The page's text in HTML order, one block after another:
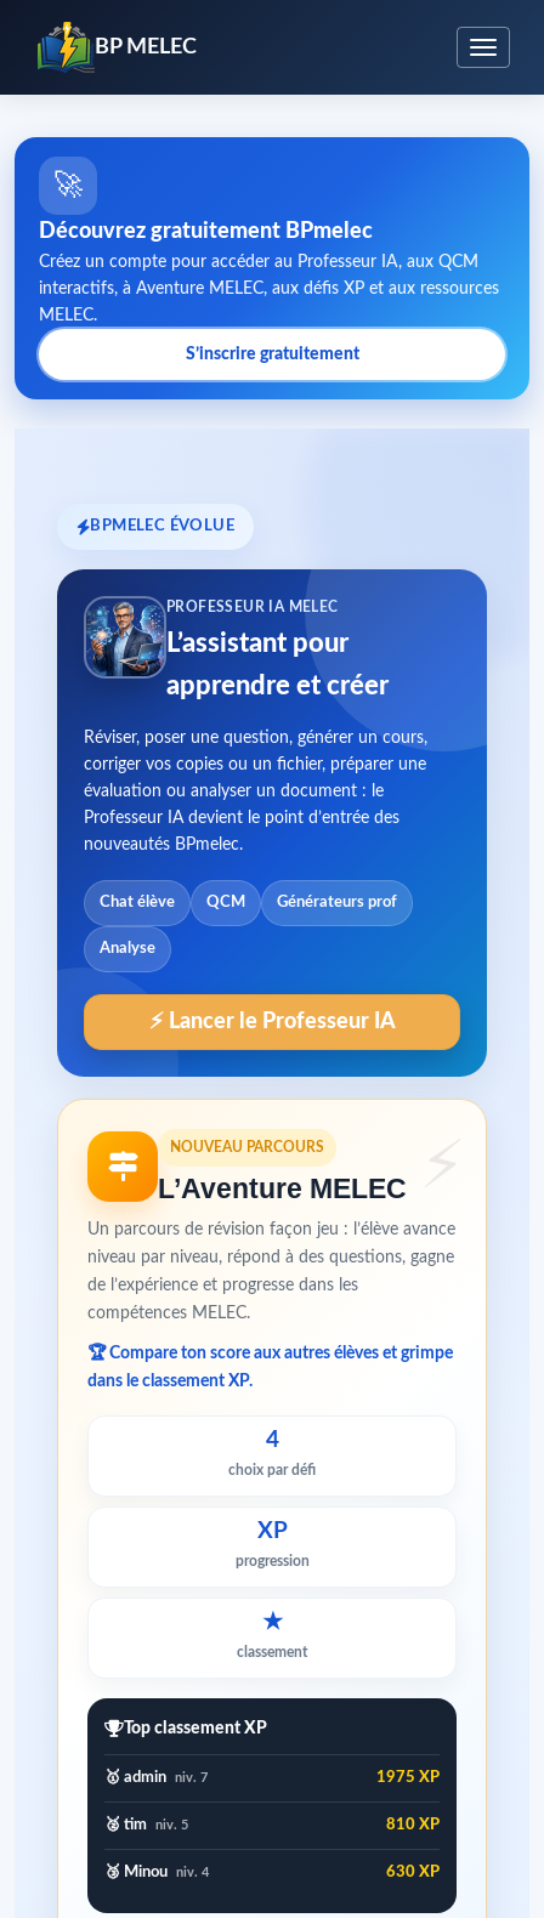
BP MELEC
🚀
Découvrez gratuitement BPmelec
Créez un compte pour accéder au Professeur IA, aux QCM
interactifs, à Aventure MELEC, aux défis XP et aux ressources
MELEC.
S’inscrire gratuitement
BPMELEC ÉVOLUE
PROFESSEUR IA MELEC
L’assistant pour
apprendre et créer
Réviser, poser une question, générer un cours,
corriger vos copies ou un fichier, préparer une
évaluation ou analyser un document : le
Professeur IA devient le point d’entrée des
nouveautés BPmelec.
Chat élève QCM Générateurs prof
Analyse
⚡ Lancer le Professeur IA
NOUVEAU PARCOURS
L’Aventure MELEC
Un parcours de révision façon jeu : l’élève avance
niveau par niveau, répond à des questions, gagne
de l’expérience et progresse dans les
compétences MELEC.
🏆 Compare ton score aux autres élèves et grimpe
dans le classement XP.
4
choix par défi
XP
progression
★
classement
Top classement XP
🥇 admin niv. 7 1975 XP
🥈 tim niv. 5 810 XP
🥉 Minou niv. 4 630 XP